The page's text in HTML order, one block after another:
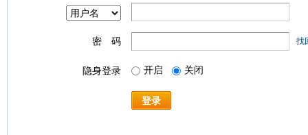
密 码 找
隐身登录 开启 关闭
登录